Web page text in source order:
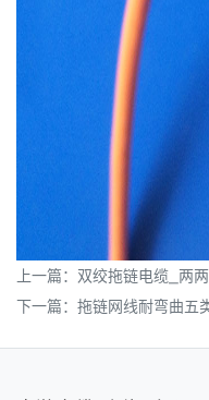
上一篇： 双绞拖链电缆_两
下一篇： 拖链网线耐弯曲五